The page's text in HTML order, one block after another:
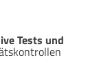
Tests und